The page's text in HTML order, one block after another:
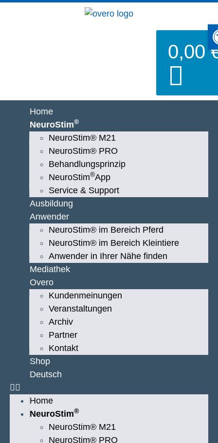
0,00
Home
NeuroStim®
NeuroStim® M21
NeuroStim® PRO
Behandlungsprinzip
NeuroStim®App
Service & Support
Ausbildung
Anwender
NeuroStim® im Bereich Pferd
NeuroStim® im Bereich Kleintiere
Anwender in Ihrer Nähe finden
Mediathek
Overo
Kundenmeinungen
Veranstaltungen
Archiv
Partner
Kontakt
Shop
Deutsch
Home
NeuroStim®
NeuroStim® M21
NeuroStim® PRO